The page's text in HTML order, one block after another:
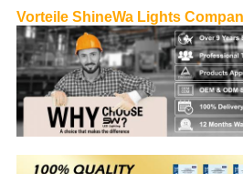
Vorteile ShineWa Lights